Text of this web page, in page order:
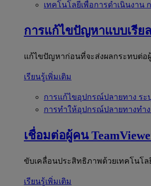
เทคโนโลยีเพื่อการดำเนินงาน
การแก้ไขปัญหาแบบเรีย
แก้ไขปัญหาก่อนที่จะส่งผลกระทบต่อ
เรียนรู้เพิ่มเติม
การแก้ไขอุปกรณ์ปลายทาง ระ
การทำให้อุปกรณ์ปลายทางทำ
เชื่อมต่อผู้คน
ขับเคลื่อนประสิทธิภาพด้วยเทคโนโ
เรียนรู้เพิ่มเติม